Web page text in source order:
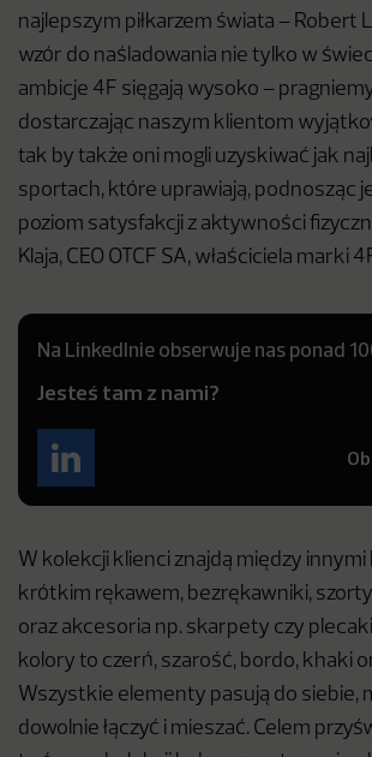
najlepszym piłkarzem świata – Robert
wzór do naśladowania nie tylko w
ambicje 4F sięgają wysoko –
dostarczając naszym klientom
tak by także oni mogli uzyskiwać jak
sportach, które uprawiają, podnosząc
poziom satysfakcji z aktywności
Klaja, CEO OTCF SA, właściciela marki
Na LinkedInie obserwuje nas ponad
Jesteś tam z nami?
W kolekcji klienci znajdą między innymi
krótkim rękawem, bezrękawniki,
oraz akcesoria np. skarpety czy
kolory to czerń, szarość, bordo, khaki
Wszystkie elementy pasują do siebie,
dowolnie łączyć i mieszać. Celem